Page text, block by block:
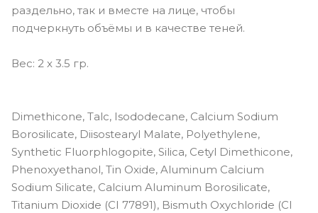
раздельно, так и вместе на лице, чтобы
подчеркнуть объёмы и в качестве теней.
Вес: 2 x 3.5 гр.
Dimethicone, Talc, Isododecane, Calcium Sodium
Borosilicate, Diisostearyl Malate, Polyethylene,
Synthetic Fluorphlogopite, Silica, Cetyl Dimethicone,
Phenoxyethanol, Tin Oxide, Aluminum Calcium
Sodium Silicate, Calcium Aluminum Borosilicate,
Titanium Dioxide (CI 77891), Bismuth Oxychloride (CI